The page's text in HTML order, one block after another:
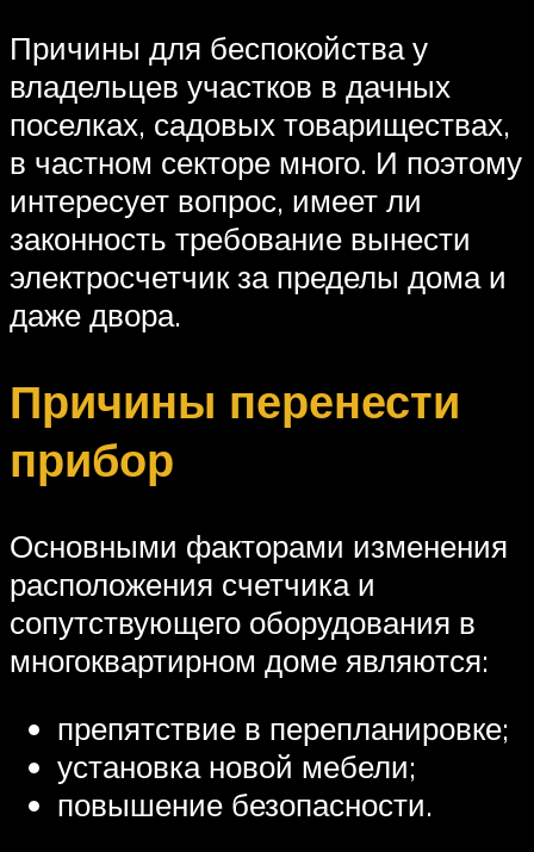
Причины для беспокойства у
владельцев участков в дачных
поселках, садовых товариществах,
в частном секторе много. И поэтому
интересует вопрос, имеет ли
законность требование вынести
электросчетчик за пределы дома и
даже двора.
Причины перенести
прибор
Основными факторами изменения
расположения счетчика и
сопутствующего оборудования в
многоквартирном доме являются:
препятствие в перепланировке;
установка новой мебели;
повышение безопасности.